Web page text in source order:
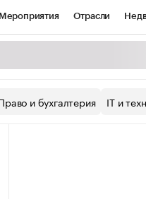
Мероприятия Отрасли
Спецпроекты
и бухгалтерия IT и